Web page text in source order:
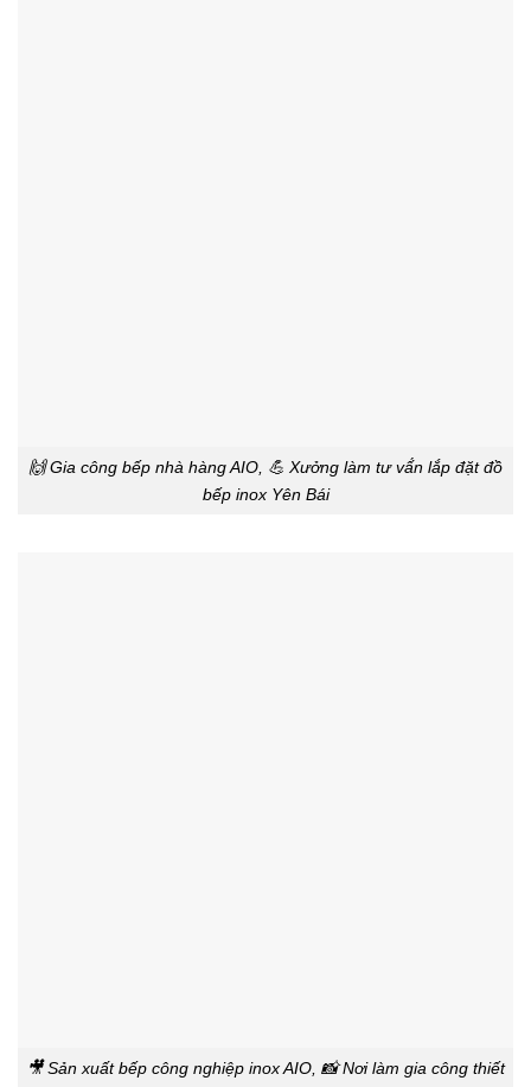
🙌 Gia công bếp nhà hàng AIO, 💪 Xưởng làm tư vấ́n lắp đặt đồ
bếp inox Yên Bái
🎥 Sản xuất bếp công nghiệp inox AIO, 📸 Nơi làm gia công thiết